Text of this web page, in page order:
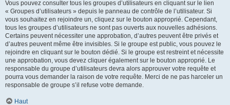
Vous pouvez consulter tous les groupes d’utilisateurs en cliquant sur le lien
« Groupes d’utilisateurs » depuis le panneau de contrôle de l’utilisateur. Si
vous souhaitez en rejoindre un, cliquez sur le bouton approprié. Cependant,
tous les groupes d’utilisateurs ne sont pas ouverts aux nouvelles adhésions.
Certains peuvent nécessiter une approbation, d’autres peuvent être privés et
d’autres peuvent même être invisibles. Si le groupe est public, vous pouvez le
rejoindre en cliquant sur le bouton dédié. Si le groupe est restreint et nécessite
une approbation, vous devez cliquer également sur le bouton approprié. Le
responsable du groupe d’utilisateurs devra alors approuver votre requête et
pourra vous demander la raison de votre requête. Merci de ne pas harceler un
responsable de groupe s’il refuse votre demande.
Haut